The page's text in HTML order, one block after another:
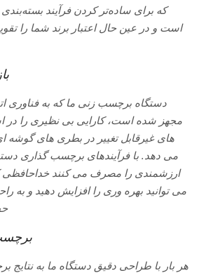
که برای ساده‌تر کردن فرآیند
است و در عین حال اعتبار برند شما را
دستگاه برچسب زنی ما که به فناوری
مجهز شده است، کارایی بی نظیری را در
های غیرقابل تغییر در بطری های گوشه
می دهد. با فرآیندهای برچسب گذاری
ارزشمندی را مصرف می کنند خداحافظی
می توانید بهره وری را افزایش دهید و به
هر بار با طراحی دقیق دستگاه ما به